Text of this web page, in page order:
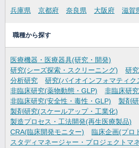
兵庫県 京都府 奈良県 大阪府 滋賀
職種から探す
医療機器・医療器具(研究・開発)
研究(シーズ探索・スクリーニング)
研
分析研究
研究(バイオインフォマティク
非臨床研究(薬物動態・GLP)
非臨床研
非臨床研究(安全性・毒性・GLP)
製剤
製剤研究(スケールアップ・工業化)
製造プロセス・工法開発(再生医療製品)
CRA(臨床開発モニター)
臨床企画(プロ
スタディマネージャー・プロジェクトマ